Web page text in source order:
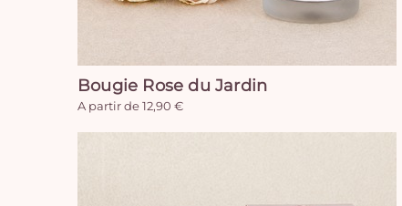
Bougie Rose du Jardin
A partir de 12,90 €